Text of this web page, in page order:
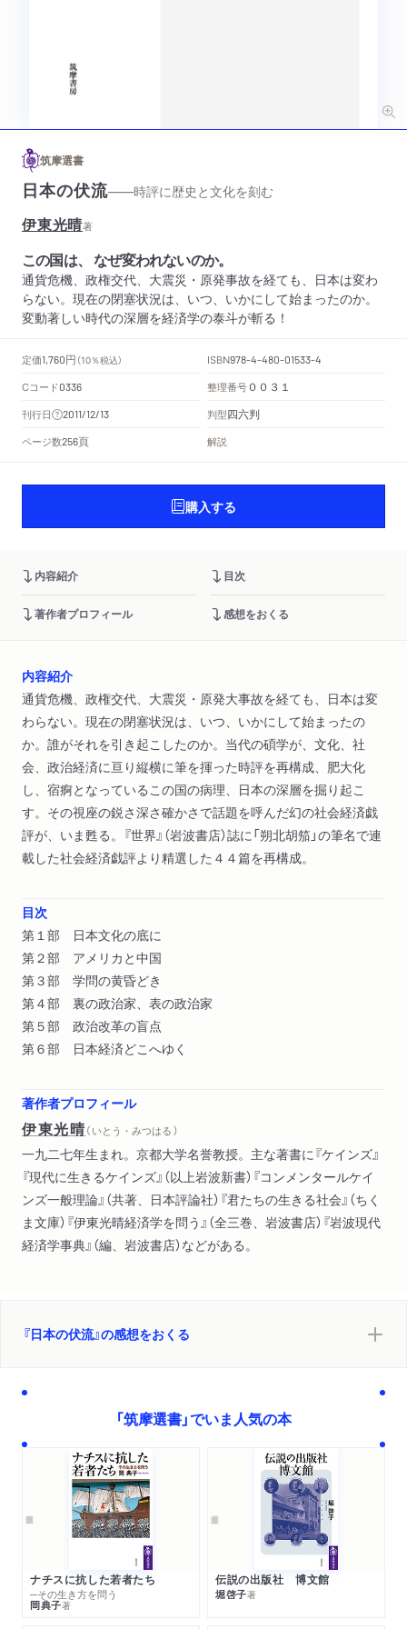
筑摩選書
日本の伏流——時評に歴史と文化を刻む
伊東光晴著
この国は、 なぜ変われないのか。
通貨危機、政権交代、大震災・原発事故を経ても、日本は変わ
らない。現在の閉塞状況は、いつ、いかにして始まったのか。
変動著しい時代の深層を経済学の泰斗が斬る！
定価1,760円 （10％税込） ISBN978-4-480-01533-4
Cコード0336 整理番号 ００３１
刊行日 2011/12/13 判型四六判
ページ数256頁 解説
購入する
内容紹介 目次
著作者プロフィール 感想をおくる
内容紹介
通貨危機、政権交代、大震災・原発大事故を経ても、日本は変
わらない。現在の閉塞状況は、いつ、いかにして始まったの
か。誰がそれを引き起こしたのか。当代の碩学が、文化、社
会、政治経済に亘り縦横に筆を揮った時評を再構成、肥大化
し、宿痾となっているこの国の病理、日本の深層を掘り起こ
す。その視座の鋭さ深さ確かさで話題を呼んだ幻の社会経済戯
評が、いま甦る。『世界』（岩波書店）誌に「朔北胡笳」の筆名で連
載した社会経済戯評より精選した４４篇を再構成。
目次
第１部 日本文化の底に
第２部 アメリカと中国
第３部 学問の黄昏どき
第４部 裏の政治家、表の政治家
第５部 政治改革の盲点
第６部 日本経済どこへゆく
著作者プロフィール
伊東光晴（ いとう・みつはる ）
一九二七年生まれ。京都大学名誉教授。主な著書に『ケインズ』
『現代に生きるケインズ』（以上岩波新書）『コンメンタールケイ
ンズ一般理論』（共著、日本評論社）『君たちの生きる社会』（ちく
ま文庫）『伊東光晴経済学を問う』（全三巻、岩波書店）『岩波現代
経済学事典』（編、岩波書店）などがある。
『日本の伏流』の感想をおくる
「筑摩選書」でいま人気の本
ナチスに抗した若者たち
─その生き方を問う
岡典子著
伝説の出版社 博文館
堀啓子著